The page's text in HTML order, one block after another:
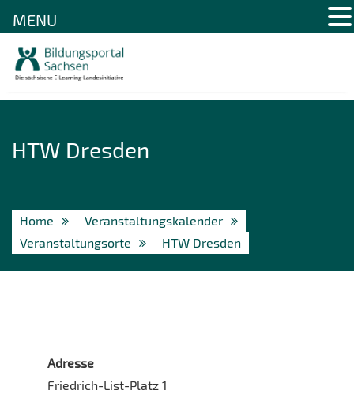
HTW Dresden
Home
Veranstaltungskalender
Veranstaltungsorte
HTW Dresden
Adresse
Friedrich-List-Platz 1
MENU